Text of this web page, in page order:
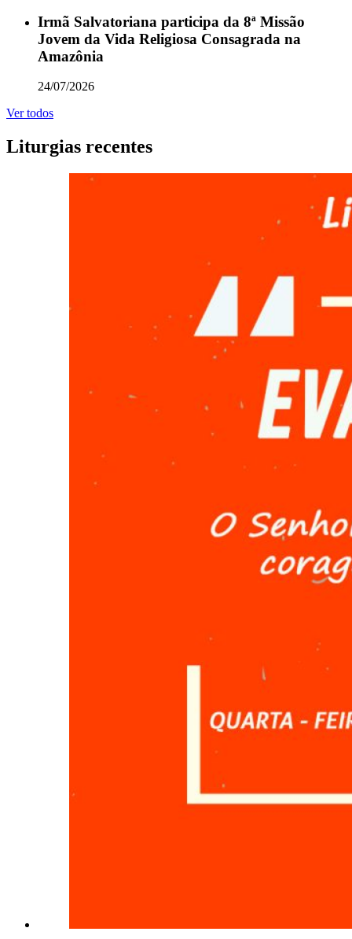
Irmã Salvatoriana participa da 8ª Missão
Jovem da Vida Religiosa Consagrada na
Amazônia
24/07/2026
Ver todos
Liturgias recentes